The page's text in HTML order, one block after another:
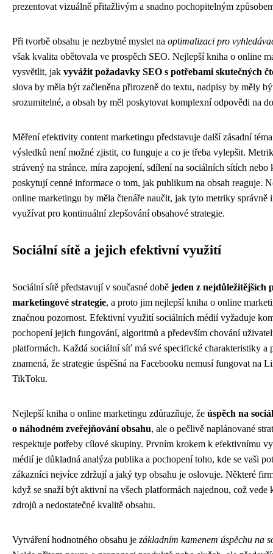
prezentovat vizuálně přitažlivým a snadno pochopitelným
Při tvorbě obsahu je nezbytné myslet na optimalizaci pro
však kvalita obětovala ve prospěch SEO. Nejlepší kniha o online
vysvětlit, jak vyvážit požadavky SEO s potřebami skutečných
slova by měla být začleněna přirozeně do textu, nadpisy by měly
srozumitelné, a obsah by měl poskytovat komplexní odpovědi na
Měření efektivity content marketingu představuje další zásadní
výsledků není možné zjistit, co funguje a co je třeba vylepšit.
strávený na stránce, míra zapojení, sdílení na sociálních sítích nebo
poskytují cenné informace o tom, jak publikum na obsah reaguje.
online marketingu by měla čtenáře naučit, jak tyto metriky správně
využívat pro kontinuální zlepšování obsahové strategie.
Sociální sítě a jejich efektivní využití
Sociální sítě představují v současné době jeden z nejdůležitějších
marketingové strategie, a proto jim nejlepší kniha o online
značnou pozornost. Efektivní využití sociálních médií vyžaduje
pochopení jejich fungování, algoritmů a především chování
platformách. Každá sociální síť má své specifické charakteristiky a
znamená, že strategie úspěšná na Facebooku nemusí fungovat na
TikToku.
Nejlepší kniha o online marketingu zdůrazňuje, že úspěch na
o náhodném zveřejňování obsahu, ale o pečlivě naplánované
respektuje potřeby cílové skupiny. Prvním krokem k efektivnímu
médií je důkladná analýza publika a pochopení toho, kde se vaši
zákazníci nejvíce zdržují a jaký typ obsahu je oslovuje. Některé
když se snaží být aktivní na všech platformách najednou, což vede
zdrojů a nedostatečné kvalitě obsahu.
Vytváření hodnotného obsahu je základním kamenem úspěchu na